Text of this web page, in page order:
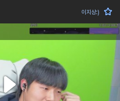
이지상:)